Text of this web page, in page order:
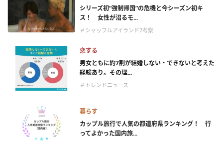
シリーズ初“強制帰国”の危機と今シーズン初キ
ス！ 女性が沼るモ...
＃シャッフルアイランド7考察
恋する
男女ともに約7割が結婚しない・できないと考えた
経験あり。その理...
＃トレンドニュース
暮らす
カップル旅行で人気の都道府県ランキング！ 行
ってよかった国内旅...